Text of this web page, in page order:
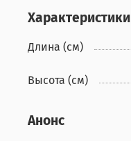
Характеристики
Длина (см)
Высота (см)
Анонс